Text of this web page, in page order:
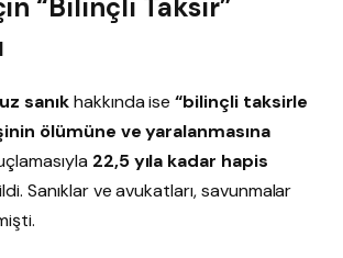
“Bilinçli Taksir”
sanıkhakkında ise“bilinçli taksirle
ölümüne ve yaralanmasına
22,5 yıla kadar hapis
Sanıklar ve avukatları, savunmalar